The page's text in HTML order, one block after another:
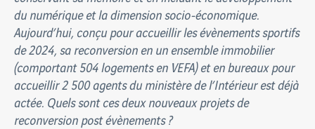
du numérique et la dimension socio-économique.
Aujourd’hui, conçu pour accueillir les évènements sportifs
de 2024, sa reconversion en un ensemble immobilier
(comportant 504 logements en VEFA) et en bureaux pour
accueillir 2 500 agents du ministère de l’Intérieur est déjà
actée. Quels sont ces deux nouveaux projets de
reconversion post évènements ?